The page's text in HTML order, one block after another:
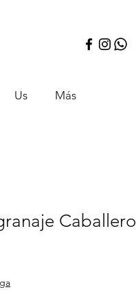
Us Más
Caballero